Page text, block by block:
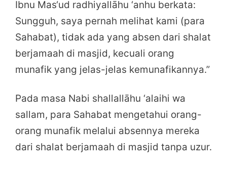
Ibnu Mas‘ud radhiyallāhu ‘anhu berkata:
Sungguh, saya pernah melihat kami (para
Sahabat), tidak ada yang absen dari shalat
berjamaah di masjid, kecuali orang
munafik yang jelas-jelas kemunafikannya.”
Pada masa Nabi shallallāhu ‘alaihi wa
sallam, para Sahabat mengetahui orang-
orang munafik melalui absennya mereka
dari shalat berjamaah di masjid tanpa uzur.